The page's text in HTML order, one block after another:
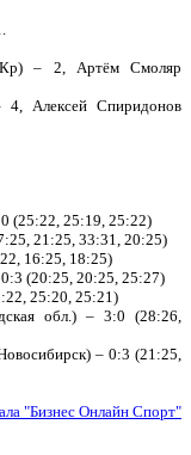
Кр) – 2, Артём Смоляр
4, Алексей Спиридонов
(25:22, 25:19, 25:22)
21:25, 33:31, 20:25)
16:25, 18:25)
(20:25, 20:25, 25:27)
25:20, 25:21)
обл.) – 3:0 (28:26,
– 0:3 (21:25,
"Бизнес Онлайн Спорт"